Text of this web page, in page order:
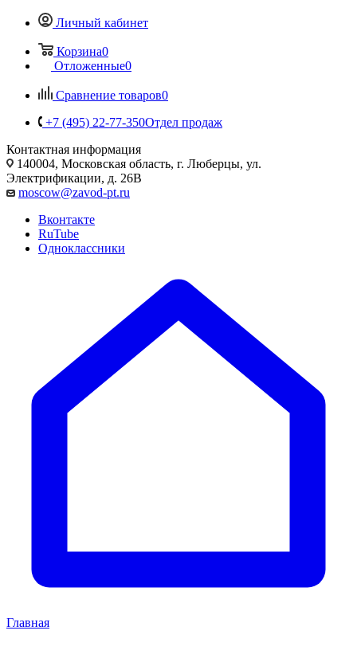
Личный кабинет
Корзина0
Отложенные0
Сравнение товаров0
+7 (495) 22-77-350Отдел продаж
Контактная информация
140004, Московская область, г. Люберцы, ул.
Электрификации, д. 26В
moscow@zavod-pt.ru
Вконтакте
RuTube
Одноклассники
Главная